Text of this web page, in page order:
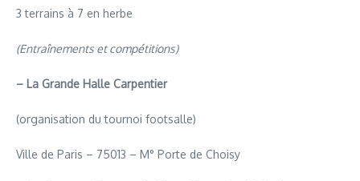
3 terrains à 7 en herbe
(Entraînements et compétitions)
– La Grande Halle Carpentier
(organisation du tournoi footsalle)
Ville de Paris – 75013 – M° Porte de Choisy